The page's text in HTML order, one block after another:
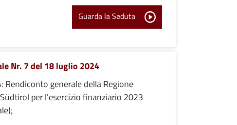
Guarda la Seduta
Nr. 7 del 18 luglio 2024
Rendiconto generale della Regione
per l'esercizio finanziario 2023